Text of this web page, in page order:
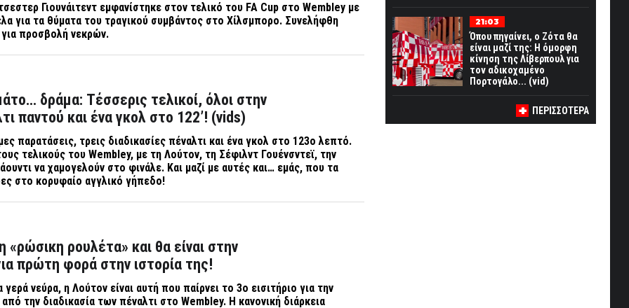
Γιουνάιτεντ εμφανίστηκε στον τελικό του FA Cup στο Wembley με
για τα θύματα του τραγικού συμβάντος στο Χίλσμπορο. Συνελήφθη
προσβολή νεκρών.
δράμα: Τέσσερις τελικοί, όλοι στην
παντού και ένα γκολ στο 122’! (vids)
παρατάσεις, τρεις διαδικασίες πέναλτι και ένα γκολ στο 123ο λεπτό.
τελικούς του Wembley, με τη Λούτον, τη Σέφιλντ Γουένσντεϊ, την
να χαμογελούν στο φινάλε. Και μαζί με αυτές και… εμάς, που τα
στο κορυφαίο αγγλικό γήπεδο!
ρουλέτα» και θα είναι στην
πρώτη φορά στην ιστορία της!
νεύρα, η Λούτον είναι αυτή που παίρνει το 3ο εισιτήριο για την
την διαδικασία των πέναλτι στο Wembley. Η κανονική διάρκεια
21:03
Όπου πηγαίνει, ο Ζότα θα
είναι μαζί της: Η όμορφη
κίνηση της Λίβερπουλ για
τον αδικοχαμένο
Πορτογάλο... (vid)
ΠΕΡΙΣΣΟΤΕΡΑ